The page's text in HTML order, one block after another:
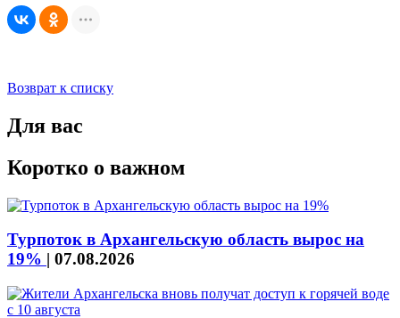
Возврат к списку
Для вас
Коротко о важном
Турпоток в Архангельскую область вырос на
19% | 07.08.2026